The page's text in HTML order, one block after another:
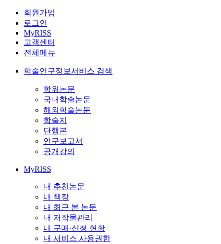
회원가입
로그인
MyRISS
고객센터
전체메뉴
학술연구정보서비스 검색
학위논문
국내학술논문
해외학술논문
학술지
단행본
연구보고서
공개강의
MyRISS
내 추천논문
내 책장
내 최근 본 논문
내 저작물관리
내 구매·신청 현황
내 서비스 사용권한